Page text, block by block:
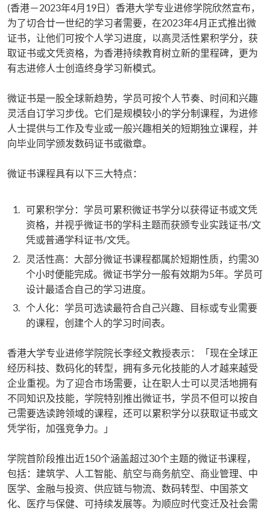
(香港－2023年4月19日）香港大学专业进修学院欣然宣布，
为了切合廿一世纪的学习者需要，在2023年4月正式推出微
证书，让他们可按个人学习进度，以高灵活性累积学分，获
取证书或文凭资格，为香港持续教育树立新的里程碑，更为
有志进修人士创造终身学习新模式。
微证书是一股全球新趋势，学员可按个人节奏、时间和兴趣
灵活自订学习步伐。它们是规模较小的学分制课程，为进修
人士提供与工作及专业或一般兴趣相关的短期独立课程，并
向毕业同学颁发数码证书或徽章。
微证书课程具有以下三大特点：
可累积学分：学员可累积微证书学分以获得证书或文凭
资格，并视乎微证书的学科主题而获颁专业实践证书/文
凭或普通学科证书/文凭。
灵活性高：大部分微证书课程都属於短期性质，约需30
个小时便能完成。微证书学分一般有效期为5年。学员可
设计最适合自己的学习进度。
个人化：学员可选读最符合自己兴趣、目标或专业需要
的课程，创建个人的学习时间表。
香港大学专业进修学院院长李经文教授表示：「现在全球正
经历科技、数码化的转型，拥有多元化技能的人才越来越受
企业重视。为了迎合市场需要，让在职人士可以灵活地拥有
不同知识及技能，学院特别推出微证书，学员不但可以按自
己需要选读跨领域的课程，还可以累积学分以获取证书或文
凭学衔，加强竞争力。」
学院首阶段推出近150个涵盖超过30个主题的微证书课程，
包括：建筑学、人工智能、航空与商务航空、商业管理、中
医学、金融与投资、供应链与物流、数码转型、中国茶文
化、医疗与保健、可持续发展等。为顺应时代变迁及社会需